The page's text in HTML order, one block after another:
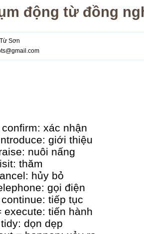
động từ đồng
Sơn
xác nhận
giới thiệu
nuôi nấng
thăm
hủy bỏ
gọi điện
tiếp tục
execute: tiến hành
dọn dẹp